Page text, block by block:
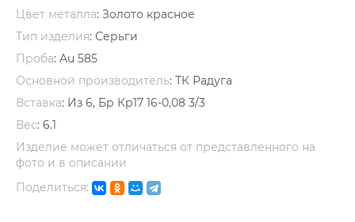
Цвет металла: Золото красное
Тип изделия: Серьги
Проба: Au 585
Основной производитель: ТК Радуга
Вставка: Из 6, Бр Кр17 16-0,08 3/3
Вес: 6.1
Изделие может отличаться от представленного на
фото и в описании
Поделиться:
раз в 2 недели